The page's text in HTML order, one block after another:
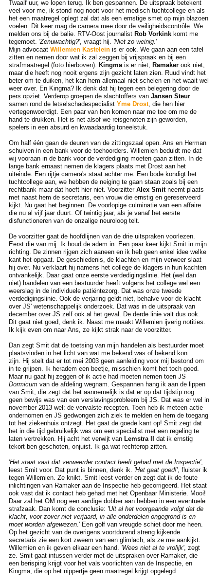
Twaalf uur, we lopen terug. Ik ben gespannen. De uitspraak betekent
veel voor me, ik stond nog nooit voor het medisch tuchtcollege en als
het een maatregel oplegt zal dat als een ernstige smet op mijn blazoen
voelen. Dit keer mag de camera mee door de veiligheidscontrôle. We
melden ons bij de balie. RTV-Oost journalist Rob Vorkinkkomt me
tegemoet. 'Zenuwachtig?', vraagt hij. 'Niet zo weinig.'
Mijn advocaat Willemien Kasteleinis er ook. We gaan aan een tafel
zitten en nemen door wat ik zal zeggen bij vrijspraak en bij een
strafmaatregel (foto hierboven). Kingmais er niet; Ramakerook niet,
maar die heeft nog nooit ergens zijn gezicht laten zien. Ruud vindt het
beter om te duiken, het kan hem allemaal niet schelen en het waait wel
weer over. En Kingma? Ik denk dat hij tegen een belegering door de
pers opziet. Verderop groepen de slachtoffers vanJansen Steur
samen rond de letselschadespecialist Yme Drost, die hen hier
vertegenwoordigt. Een paar van hen komen naar me toe om me de
hand te drukken. Het is net alsof we reisgenoten zijn geworden,
spelers in een absurd en kwaadaardig toneelstuk.
Om half één gaan de deuren van de zittingszaal open. Ans en Herman
schuiven in een bank voor de toehoorders. Willemien beduidt me dat
wij vooraan in de bank voor de verdediging moeten gaan zitten. In de
lange bank ernaast nemen de klagers plaats met Drost aan het
uiteinde. Een rijtje camera's staat achter me. Een bode kondigt het
tuchtcollege aan, we hebben de neiging te gaan staan zoals bij een
rechtbank maar dat hoeft hier niet. Voorzitter Alex Smitneemt plaats
met naast hem de secretaris, een vrouw die ernstig en gereserveerd
kijkt. Nu gaat het beginnen. De voorlopige culminatie van een affaire
die nu al vijf jaar duurt. Of twintig jaar, als je vanaf het eerste
disfunctioneren van de onzalige neuroloog telt.
De voorzitter gaat de hoofdlijnen van de drie uitspraken voorlezen.
Eerst die van mij. Ik houd de adem in. Een paar keer kijkt Smit in mijn
richting. De zinnen rijgen zich aaneen en ik heb geen enkel idee welke
kant het opgaat. De geschiedenis, de klachten en mijn verweer slaat
hij over. Nu verklaart hij namens het college de klagers in hun kachten
ontvankelijk. Daar gaat onze eerste verdedigingslinie. Het (wel dan
niet) handelen van een bestuurder heeft volgens het college wel een
weerslag in de individuele patiëntezorg. Dat was onze tweede
verdedigingslinie. Ook de verjaring geldt niet, behalve voor de klacht
over JS' wetenschappelijk onderzoek. Dat was in de uitspraak van
december over JS zelf ook al het geval. De derde linie valt dus ook.
Dit gaat niet goed, denk ik. Naast me maakt Willemien ijverig notities.
Ik kijk even om naar Ans, ze kijkt strak naar de voorzitter.
Dan zegt Smit dat de toetsing van mijn handelen als bestuurder moet
plaatsvinden in het licht van wat me bekend was of bekend kon
zijn. Hij stelt dat er tot mei 2003 geen aanleiding voor mij bestond om
in te grijpen. Ik heradem een beetje, misschien komt het toch goed.
Maar nu gaat hij zeggen of ik actie had moeten nemen toen JS
Dormicumvan de afdeling wegnam. Gespannen hang ik aan de lippen
van Smit, die zegt dat het aannemelijk is dat er op dat tijdstip nog
geen bewijs was van een verslavingsprobleem bij JS. Dat was er wel in
november 2013 wel: de vervalste recepten. Toen heb ik meteen actie
ondernomen en JS gedwongen zich ziek te melden en hem de toegang
tot het ziekenhuis ontzegt. Het gaat de goede kant op! Smit zegt dat
het in die tijd gebruikelijk was om een specialist met een regeling te
laten vertrekken. Hij acht het verwijt van Lemstra II dat ik ernstig
tekort ben geschoten, onjuist. Ik ga wat rechterop zitten.
'Het staat vast dat verweerder contact heeft gehad met de Inspectie',
leest Smit voor. Dat punt is binnen, denk ik. 'Het gaat goed!', fluister ik
tegen Willemien. Ze knikt. Smit leest verder en zegt dat ik de foute
inlichtingen van Ramaker aan de Inspectie heb gecorrigeerd. Het staat
ook vast dat ik contact heb gehad met het Openbaar Ministerie. Mooi!
Daar zal het OM nog een aardige dobber aan hebben in een eventuele
strafzaak. Dan komt de conclusie: 'Uit al het voorgaande volgt dat de
klacht, voor zover niet verjaard, in alle onderdelen ongegrond is en
moet worden afgewezen.' Een golf van vreugde schiet door me heen.
Op het gezicht van de overigens voortdurend streng kijkende
secretaris zie een kort zweem van een glimlach, als ze me aankijkt.
Willemien en ik geven elkaar een hand. 'Wees niet al te vrolijk', zegt
ze. Smit gaat intussen verder met de uitspraken over Ramaker, die
een berisping krijgt voor het vals voorlichten van de Inspectie, en
Kingma, die op het nippertje geen maatregel krijgt opgelegd.